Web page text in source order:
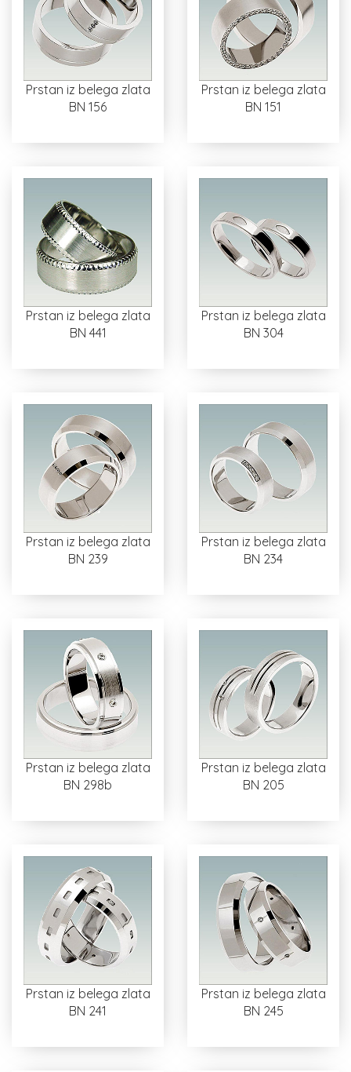
Prstan iz belega zlata
BN 156
Prstan iz belega zlata
BN 151
Prstan iz belega zlata
BN 441
Prstan iz belega zlata
BN 304
Prstan iz belega zlata
BN 239
Prstan iz belega zlata
BN 234
Prstan iz belega zlata
BN 298b
Prstan iz belega zlata
BN 205
Prstan iz belega zlata
BN 241
Prstan iz belega zlata
BN 245